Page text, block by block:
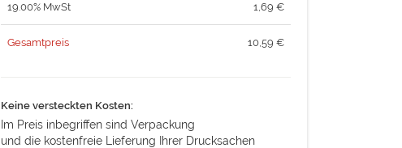
19.00% MwSt 1,69 €
Gesamtpreis 10,59 €
Keine versteckten Kosten:
Im Preis inbegriffen sind Verpackung
und die kostenfreie Lieferung Ihrer Drucksachen